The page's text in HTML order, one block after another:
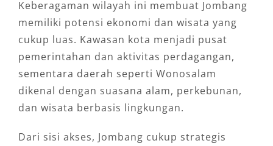
Keberagaman wilayah ini membuat Jombang
memiliki potensi ekonomi dan wisata yang
cukup luas. Kawasan kota menjadi pusat
pemerintahan dan aktivitas perdagangan,
sementara daerah seperti Wonosalam
dikenal dengan suasana alam, perkebunan,
dan wisata berbasis lingkungan.
Dari sisi akses, Jombang cukup strategis